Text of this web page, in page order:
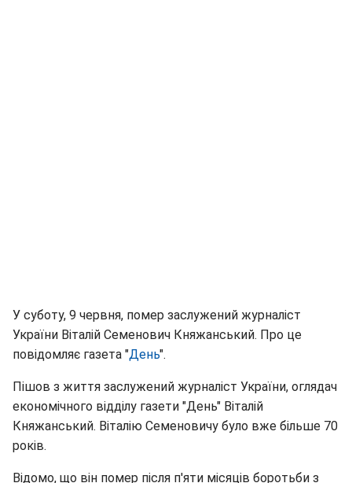
У суботу, 9 червня, помер заслужений журналіст
України Віталій Семенович Княжанський. Про це
повідомляє газета "День".
Пішов з життя заслужений журналіст України, оглядач
економічного відділу газети "День" Віталій
Княжанський. Віталію Семеновичу було вже більше 70
років.
Відомо, що він помер після п'яти місяців боротьби з